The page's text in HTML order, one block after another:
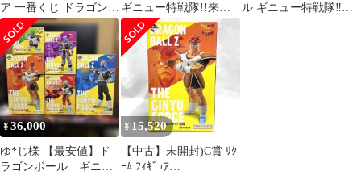
ア 一番くじ ドラゴンボ
ール ギニュー特戦隊‼
来襲
ギニュー特戦隊!!来襲
C賞 リクーム
ル ギニュー特戦隊‼来
¥36,000
ゆ*じ様 【最安値】ド
ラゴンボール ギニュ
¥ 15,520
【中古】未開封)C賞 ﾘｸ
ｰﾑ ﾌｨｷﾞｭｱ